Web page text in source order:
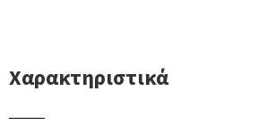
Χαρακτηριστικά